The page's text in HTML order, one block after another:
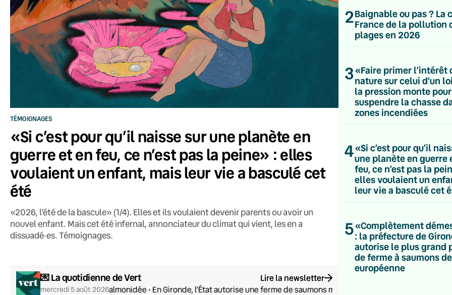
TÉMOIGNAGES
«Si c’est pour qu’il naisse sur une planète en
guerre et en feu, ce n’est pas la peine» : elles
voulaient un enfant, mais leur vie a basculé cet
été
«2026, l’été de la bascule» (1/4). Elles et ils voulaient devenir parents ou avoir un
nouvel enfant. Mais cet été infernal, annonciateur du climat qui vient, les en a
dissuadé·es. Témoignages.
💌 La quotidienne de Vert Lire la newsletter
mercredi 5 août 2026
Drôle de salmonidée • En Gironde, l’État autorise une ferme de saumons monumentale, un projet qui pêche
2Baignable ou pas ? La
France de la pollution
plages en 2026
3«Faire primer l’intérêt
nature sur celui d’un
la pression monte pour
suspendre la chasse
zones incendiées
4«Si c’est pour qu’il
une planète en guerre
feu, ce n’est pas la
elles voulaient un
leur vie a basculé cet
5«Complètement
: la préfecture de
autorise le plus grand
de ferme à saumons
européenne